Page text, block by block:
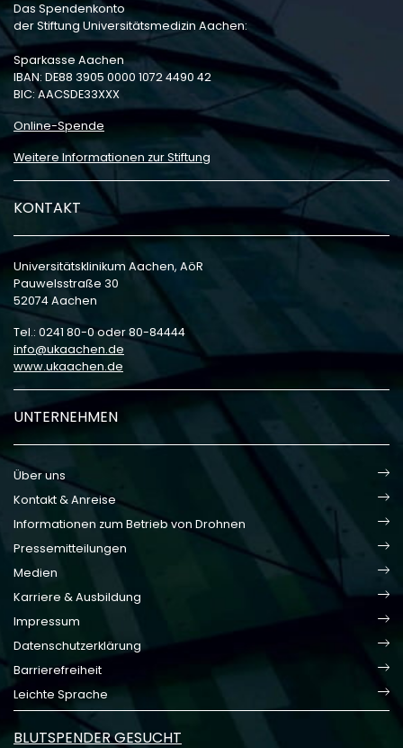
Das Spendenkonto
der Stiftung Universitätsmedizin Aachen:
Sparkasse Aachen
IBAN: DE88 3905 0000 1072 4490 42
BIC: AACSDE33XXX
Online-Spende
Weitere Informationen zur Stiftung
KONTAKT
Universitätsklinikum Aachen, AöR
Pauwelsstraße 30
52074 Aachen
Tel.: 0241 80-0 oder 80-84444
info
ukaachen de
www.ukaachen.de
UNTERNEHMEN
Über uns
Kontakt & Anreise
Informationen zum Betrieb von Drohnen
Pressemitteilungen
Medien
Karriere & Ausbildung
Impressum
Datenschutzerklärung
Barrierefreiheit
Leichte Sprache
BLUTSPENDER GESUCHT